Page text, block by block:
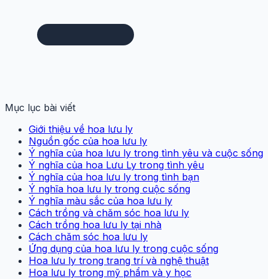
Mục lục bài viết
Giới thiệu về hoa lưu ly
Nguồn gốc của hoa lưu ly
Ý nghĩa của hoa lưu ly trong tình yêu và cuộc sống
Ý nghĩa của hoa Lưu Ly trong tình yêu
Ý nghĩa của hoa lưu ly trong tình bạn
Ý nghĩa hoa lưu ly trong cuộc sống
Ý nghĩa màu sắc của hoa lưu ly
Cách trồng và chăm sóc hoa lưu ly
Cách trồng hoa lưu ly tại nhà
Cách chăm sóc hoa lưu ly
Ứng dụng của hoa lưu ly trong cuộc sống
Hoa lưu ly trong trang trí và nghệ thuật
Hoa lưu ly trong mỹ phẩm và y học